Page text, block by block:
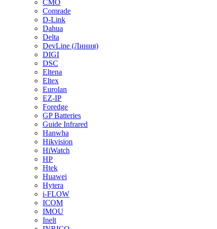
CMO
Comrade
D-Link
Dahua
Delta
DevLine (Линия)
DIGI
DSC
Eltena
Eltex
Eurolan
EZ-IP
Foredge
GP Batteries
Guide Infrared
Hanwha
Hikvision
HiWatch
HP
Htek
Huawei
Hytera
i-FLOW
ICOM
IMOU
Inelt